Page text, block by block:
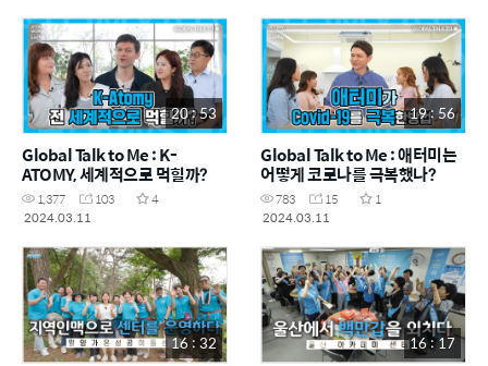
20 : 53
Global Talk to Me : K-
ATOMY, 세계적으로 먹힐까?
1,377 103
4
2024.03.11
19 : 56
Global Talk to Me : 애터미는
어떻게 코로나를 극복했나?
783 15
1
2024.03.11
16 : 32 16 : 17